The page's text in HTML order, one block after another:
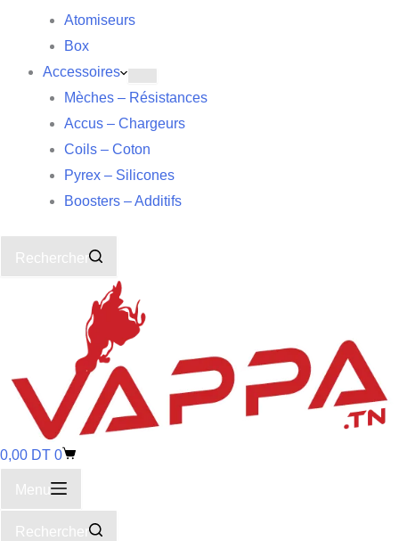
Atomiseurs
Box
Accessoires
Mèches – Résistances
Accus – Chargeurs
Coils – Coton
Pyrex – Silicones
Boosters – Additifs
Rechercher
0,00 DT 0
Menu
Rechercher